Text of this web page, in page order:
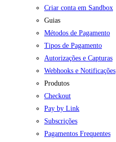
Criar conta em Sandbox
Guias
Métodos de Pagamento
Tipos de Pagamento
Autorizações e Capturas
Webhooks e Notificações
Produtos
Checkout
Pay by Link
Subscrições
Pagamentos Frequentes